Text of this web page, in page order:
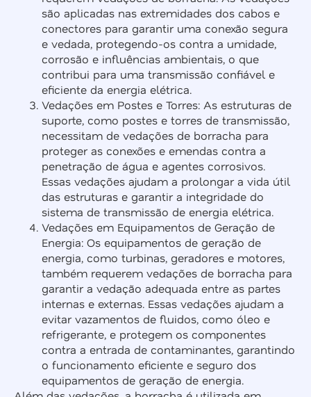
são aplicadas nas extremidades dos cabos e
conectores para garantir uma conexão segura
e vedada, protegendo-os contra a umidade,
corrosão e influências ambientais, o que
contribui para uma transmissão confiável e
eficiente da energia elétrica.
Vedações em Postes e Torres: As estruturas de
suporte, como postes e torres de transmissão,
necessitam de vedações de borracha para
proteger as conexões e emendas contra a
penetração de água e agentes corrosivos.
Essas vedações ajudam a prolongar a vida útil
das estruturas e garantir a integridade do
sistema de transmissão de energia elétrica.
Vedações em Equipamentos de Geração de
Energia: Os equipamentos de geração de
energia, como turbinas, geradores e motores,
também requerem vedações de borracha para
garantir a vedação adequada entre as partes
internas e externas. Essas vedações ajudam a
evitar vazamentos de fluidos, como óleo e
refrigerante, e protegem os componentes
contra a entrada de contaminantes, garantindo
o funcionamento eficiente e seguro dos
equipamentos de geração de energia.